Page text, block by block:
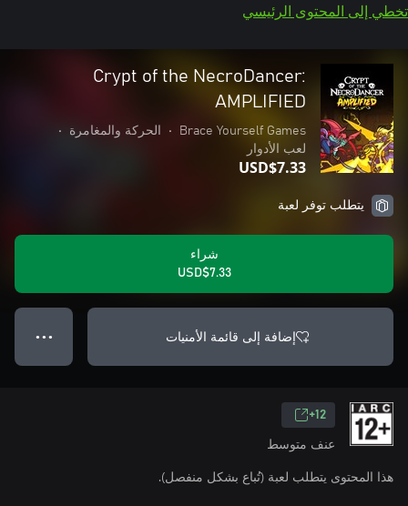
تخطي إلى المحتوى الرئيسي
Crypt of the NecroDancer:
AMPLIFIED
Brace Yourself Games
• الحركة والمغامرة
•
لعب الأدوار
USD$7.33
يتطلب توفر لعبة
شراء
USD$7.33
إضافة إلى قائمة الأمنيات ● ● ●
12+
عنف متوسط
هذا المحتوى يتطلب لعبة (تُباع بشكل منفصل).